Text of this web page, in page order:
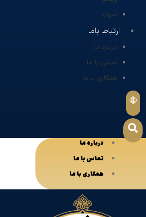
صوت
ارتباط باما
درباره ما
تماس با ما
همکاری با ما
درباره ما
تماس با ما
همکاری با ما